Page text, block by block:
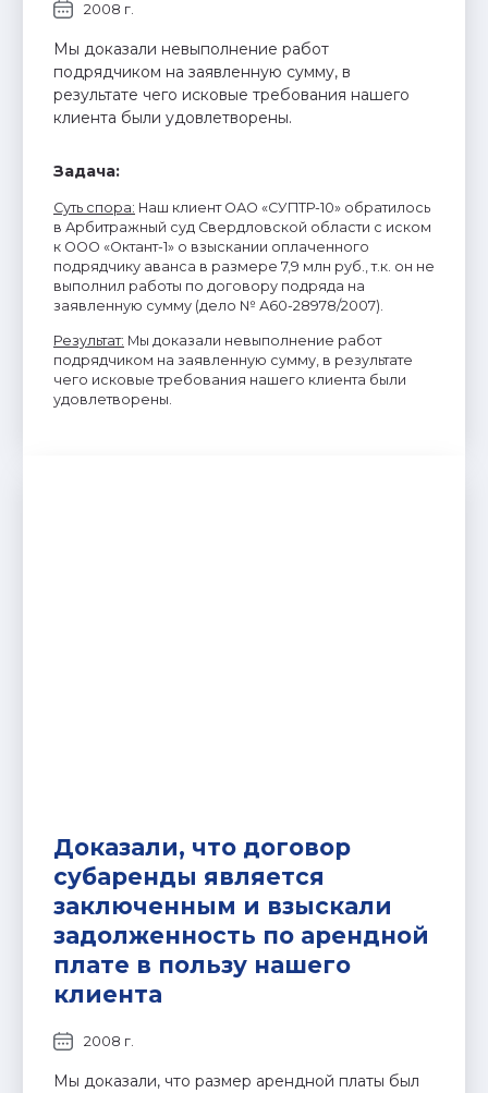
Мы доказали невыполнение работ
подрядчиком на заявленную сумму, в
результате чего исковые требования нашего
клиента были удовлетворены.
2008 г.
Задача:
Суть спора: Наш клиент ОАО «СУПТР-10» обратилось
в Арбитражный суд Свердловской области с иском
к ООО «Октант-1» о взыскании оплаченного
подрядчику аванса в размере 7,9 млн руб., т.к. он не
выполнил работы по договору подряда на
заявленную сумму (дело № А60-28978/2007).
Результат: Мы доказали невыполнение работ
подрядчиком на заявленную сумму, в результате
чего исковые требования нашего клиента были
удовлетворены.
Доказали, что договор
субаренды является
заключенным и взыскали
задолженность по арендной
плате в пользу нашего
клиента
Мы доказали, что размер арендной платы был
2008 г.